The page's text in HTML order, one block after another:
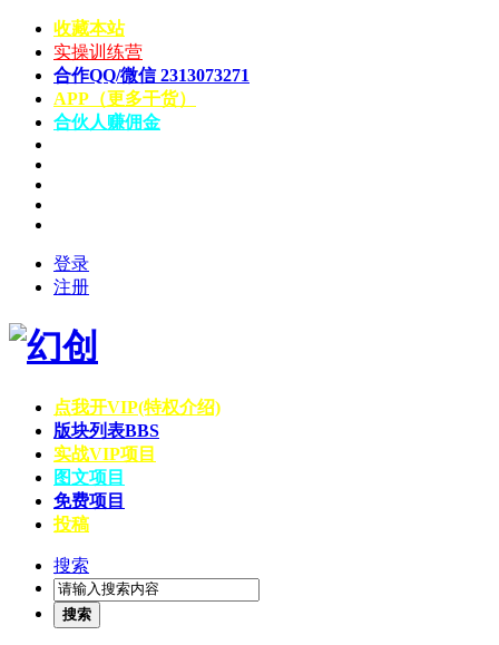
收藏本站
实操训练营
合作QQ/微信 2313073271
APP（更多干货）
合伙人赚佣金
登录
注册
点我开VIP(特权介绍)
版块列表BBS
实战VIP项目
图文项目
免费项目
投稿
搜索
搜索